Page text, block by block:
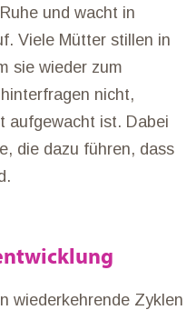
und wacht in
Viele Mütter stillen in
sie wieder zum
nicht,
aufgewacht ist. Dabei
die dazu führen, dass
wiederkehrende Zyklen